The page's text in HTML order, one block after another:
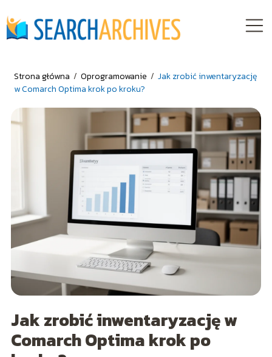
Strona główna / Oprogramowanie / Jak zrobić inwentaryzację
w Comarch Optima krok po kroku?
Jak zrobić inwentaryzację w
Comarch Optima krok po